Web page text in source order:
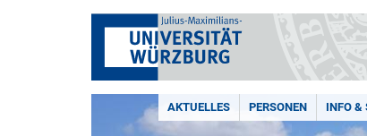
AKTUELLES PERSONEN INFO &